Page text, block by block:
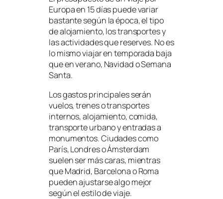
Europa en 15 días puede variar
bastante según la época, el tipo
de alojamiento, los transportes y
las actividades que reserves. No es
lo mismo viajar en temporada baja
que en verano, Navidad o Semana
Santa.
Los gastos principales serán
vuelos, trenes o transportes
internos, alojamiento, comida,
transporte urbano y entradas a
monumentos. Ciudades como
París, Londres o Ámsterdam
suelen ser más caras, mientras
que Madrid, Barcelona o Roma
pueden ajustarse algo mejor
según el estilo de viaje.